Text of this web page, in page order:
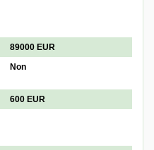
89000 EUR
Non
600 EUR